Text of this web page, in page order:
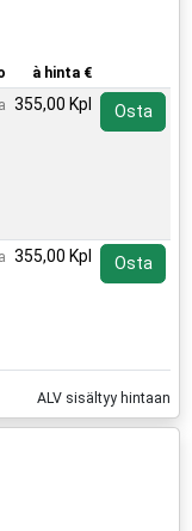
à hinta €
355,00 Kpl Osta
355,00 Kpl Osta
ALV sisältyy hintaan